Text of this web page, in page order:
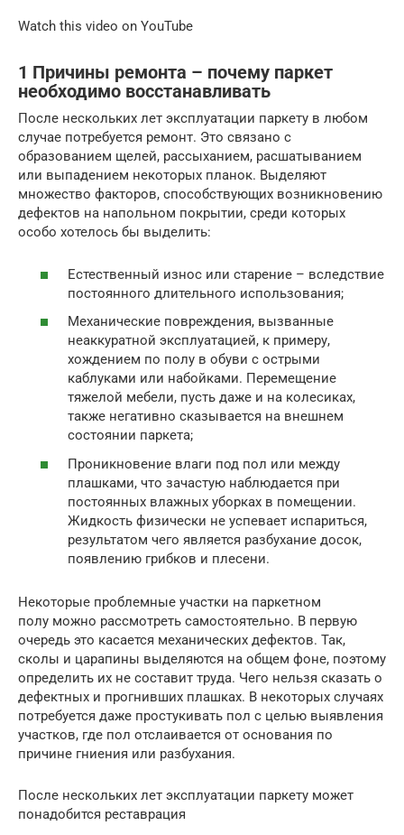
Watch this video on YouTube
1 Причины ремонта – почему паркет
необходимо восстанавливать
После нескольких лет эксплуатации паркету в любом
случае потребуется ремонт. Это связано с
образованием щелей, рассыханием, расшатыванием
или выпадением некоторых планок. Выделяют
множество факторов, способствующих возникновению
дефектов на напольном покрытии, среди которых
особо хотелось бы выделить:
Естественный износ или старение – вследствие
постоянного длительного использования;
Механические повреждения, вызванные
неаккуратной эксплуатацией, к примеру,
хождением по полу в обуви с острыми
каблуками или набойками. Перемещение
тяжелой мебели, пусть даже и на колесиках,
также негативно сказывается на внешнем
состоянии паркета;
Проникновение влаги под пол или между
плашками, что зачастую наблюдается при
постоянных влажных уборках в помещении.
Жидкость физически не успевает испариться,
результатом чего является разбухание досок,
появлению грибков и плесени.
Некоторые проблемные участки на паркетном
полу можно рассмотреть самостоятельно. В первую
очередь это касается механических дефектов. Так,
сколы и царапины выделяются на общем фоне, поэтому
определить их не составит труда. Чего нельзя сказать о
дефектных и прогнивших плашках. В некоторых случаях
потребуется даже простукивать пол с целью выявления
участков, где пол отслаивается от основания по
причине гниения или разбухания.
После нескольких лет эксплуатации паркету может
понадобится реставрация